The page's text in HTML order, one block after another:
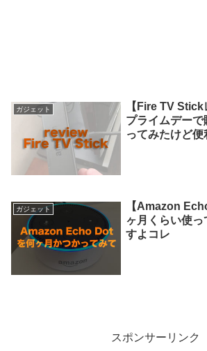
ガジェット
【Fire TV
プライムデー
ってみたけど
ガジェット
【Amazon
ヶ月くらい使
すよコレ
スポンサーリンク